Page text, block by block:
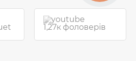
1,27к фоловерів